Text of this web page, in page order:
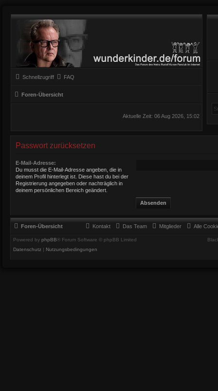
Schnellzugriff FAQ
Foren-Übersicht
Aktuelle Zeit: 06 Aug 2026, 15:02
Passwort zurücksetzen
E-Mail-Adresse:
Du musst die E-Mail-Adresse angeben, die in
deinem Profil hinterlegt ist. Diese hast du bei der
Registrierung angegeben oder nachträglich in
deinem persönlichen Bereich geändert.
Foren-Übersicht Alle
Mitglieder
Das Team
Kontakt
Powered by phpBB® Forum Software © phpBB Limited
Datenschutz | Nutzungsbedingungen